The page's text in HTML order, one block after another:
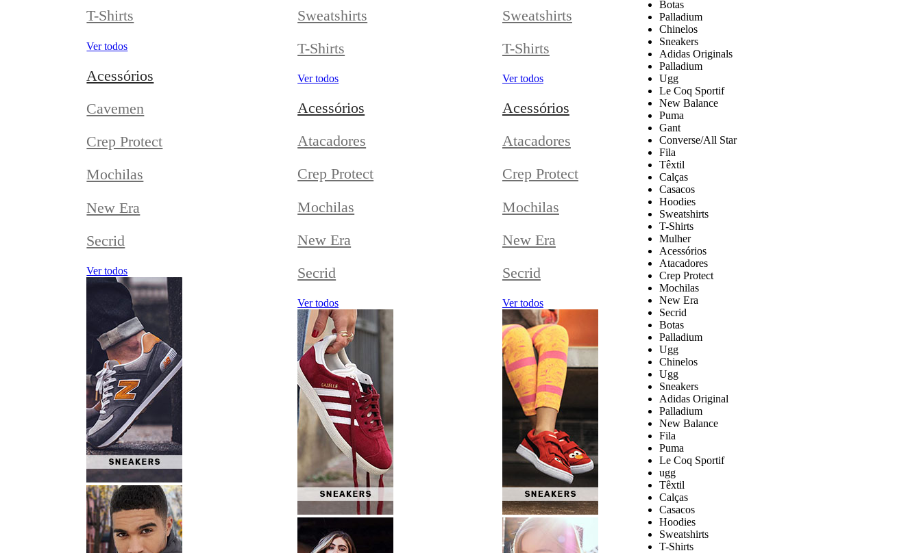
T-Shirts
Ver todos
Acessórios
Cavemen
Crep Protect
Mochilas
New Era
Secrid
Ver todos
Sweatshirts
T-Shirts
Ver todos
Acessórios
Atacadores
Crep Protect
Mochilas
New Era
Secrid
Ver todos
Sweatshirts
T-Shirts
Ver todos
Acessórios
Atacadores
Crep Protect
Mochilas
New Era
Secrid
Ver todos
Botas
Palladium
Chinelos
Sneakers
Adidas Originals
Palladium
Ugg
Le Coq Sportif
New Balance
Puma
Gant
Converse/All Star
Fila
Têxtil
Calças
Casacos
Hoodies
Sweatshirts
T-Shirts
Mulher
Acessórios
Atacadores
Crep Protect
Mochilas
New Era
Secrid
Botas
Palladium
Ugg
Chinelos
Ugg
Sneakers
Adidas Original
Palladium
New Balance
Fila
Puma
Le Coq Sportif
ugg
Têxtil
Calças
Casacos
Hoodies
Sweatshirts
T-Shirts